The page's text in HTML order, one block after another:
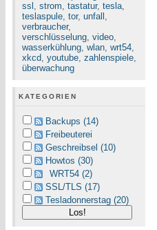
ssl , strom, tastatur, tesla,
teslaspule, tor, unfall ,
verbraucher,
verschlüsselung, video,
wasserkühlung, wlan, wrt54,
xkcd, youtube, zahlenspiele,
überwachung
KATEGORIEN
Backups (14)
Freibeuterei
Geschreibsel (10)
Howtos (30)
WRT54 (2)
SSL/TLS (17)
Tesladonnerstag (20)